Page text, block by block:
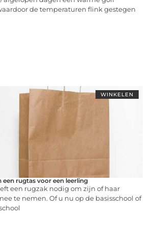
de temperaturen flink gestegen
WINKELEN
een rugtas voor een leerling
een rugzak nodig om zijn of haar
te nemen. Of u nu op de basisschool of